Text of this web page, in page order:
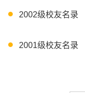
2002级校友名录
2001级校友名录